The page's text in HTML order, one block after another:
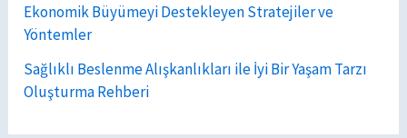
Ekonomik Büyümeyi Destekleyen Stratejiler ve
Yöntemler
Sağlıklı Beslenme Alışkanlıkları ile İyi Bir Yaşam Tarzı
Oluşturma Rehberi